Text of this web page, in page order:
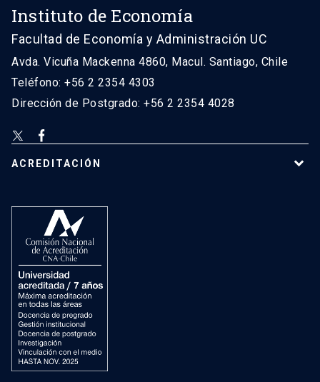
Instituto de Economía
Facultad de Economía y Administración UC
Avda. Vicuña Mackenna 4860, Macul. Santiago, Chile
Teléfono: +56 2 2354 4303
Dirección de Postgrado: +56 2 2354 4028
ACREDITACIÓN